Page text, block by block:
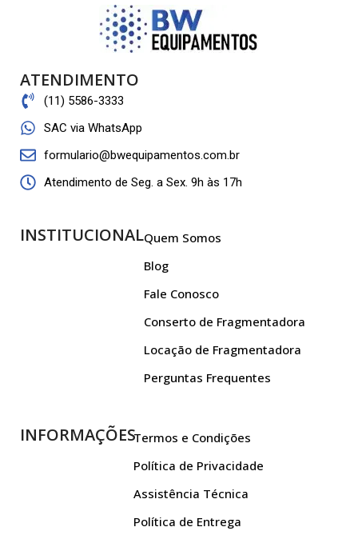
ATENDIMENTO
(11) 5586-3333
SAC via WhatsApp
formulario@bwequipamentos.com.br
Atendimento de Seg. a Sex. 9h às 17h
INSTITUCIONALQuem Somos
Blog
Fale Conosco
Conserto de Fragmentadora
Locação de Fragmentadora
Perguntas Frequentes
INFORMAÇÕESTermos e Condições
Política de Privacidade
Assistência Técnica
Política de Entrega